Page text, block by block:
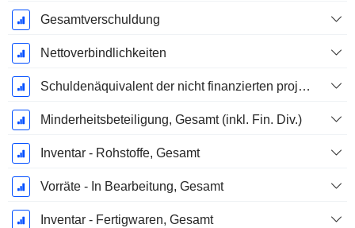
Gesamtverschuldung
Nettoverbindlichkeiten
Schuldenäquivalent der nicht finanzierten projizierten Leistungspflicht
Minderheitsbeteiligung, Gesamt (inkl. Fin. Div.)
Inventar - Rohstoffe, Gesamt
Vorräte - In Bearbeitung, Gesamt
Inventar - Fertigwaren, Gesamt